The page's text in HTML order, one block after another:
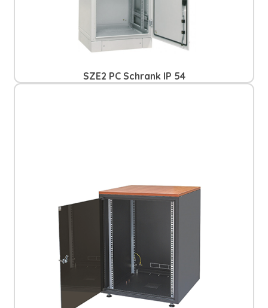
SZE2 PC Schrank IP 54